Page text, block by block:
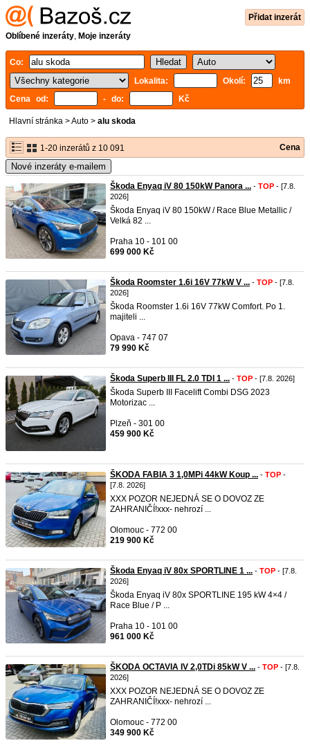
Přidat inzerát
Oblíbené inzeráty, Moje inzeráty
Co:
Lokalita:
Okolí:
km
Cena od:
- do: Kč
Hlavní stránka >Auto > alu skoda
1-20 inzerátů z 10 091 Cena
Nové inzeráty e-mailem
Škoda Enyaq iV 80 150kW Panora ... - TOP - [7.8.
2026]
Škoda Enyaq iV 80 150kW / Race Blue Metallic /
Velká 82 ...
Praha 10 - 101 00
699 000 Kč
Škoda Roomster 1.6i 16V 77kW V ... - TOP - [7.8.
2026]
Škoda Roomster 1.6i 16V 77kW Comfort. Po 1.
majiteli ...
Opava - 747 07
79 990 Kč
Škoda Superb III FL 2.0 TDI 1 ... - TOP - [7.8. 2026]
Škoda Superb III Facelift Combi DSG 2023
Motorizac ...
Plzeň - 301 00
459 900 Kč
ŠKODA FABIA 3 1,0MPi 44kW Koup ... - TOP -
[7.8. 2026]
XXX POZOR NEJEDNÁ SE O DOVOZ ZE
ZAHRANIČÍ!xxx- nehrozí ...
Olomouc - 772 00
219 900 Kč
Škoda Enyaq iV 80x SPORTLINE 1 ... - TOP - [7.8.
2026]
Škoda Enyaq iV 80x SPORTLINE 195 kW 4×4 /
Race Blue / P ...
Praha 10 - 101 00
961 000 Kč
ŠKODA OCTAVIA IV 2,0TDi 85kW V ... - TOP - [7.8.
2026]
XXX POZOR NEJEDNÁ SE O DOVOZ ZE
ZAHRANIČÍ!xxx- nehrozí ...
Olomouc - 772 00
349 900 Kč